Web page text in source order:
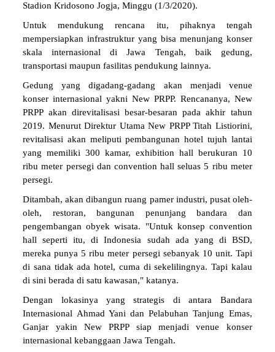
Stadion Kridosono Jogja, Minggu (1/3/2020).
Untuk mendukung rencana itu, pihaknya tengah
mempersiapkan infrastruktur yang bisa menunjang konser
skala internasional di Jawa Tengah, baik gedung,
transportasi maupun fasilitas pendukung lainnya.
Gedung yang digadang-gadang akan menjadi venue
konser internasional yakni New PRPP. Rencananya, New
PRPP akan direvitalisasi besar-besaran pada akhir tahun
2019. Menurut Direktur Utama New PRPP Titah Listiorini,
revitalisasi akan meliputi pembangunan hotel tujuh lantai
yang memiliki 300 kamar, exhibition hall berukuran 10
ribu meter persegi dan convention hall seluas 5 ribu meter
persegi.
Ditambah, akan dibangun ruang pamer industri, pusat oleh-
oleh, restoran, bangunan penunjang bandara dan
pengembangan obyek wisata. "Untuk konsep convention
hall seperti itu, di Indonesia sudah ada yang di BSD,
mereka punya 5 ribu meter persegi sebanyak 10 unit. Tapi
di sana tidak ada hotel, cuma di sekelilingnya. Tapi kalau
di sini berada di satu kawasan," katanya.
Dengan lokasinya yang strategis di antara Bandara
Internasional Ahmad Yani dan Pelabuhan Tanjung Emas,
Ganjar yakin New PRPP siap menjadi venue konser
internasional kebanggaan Jawa Tengah.